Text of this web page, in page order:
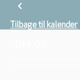
Tilbage til kalender